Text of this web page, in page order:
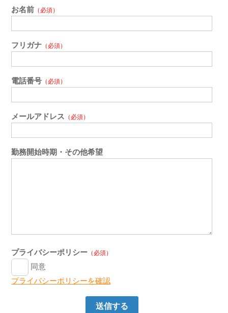
お名前 （必須）
フリガナ （必須）
電話番号 （必須）
メールアドレス （必須）
勤務開始時期・その他希望
プライバシーポリシー （必須）
同意
プライバシーポリシーを確認
送信する